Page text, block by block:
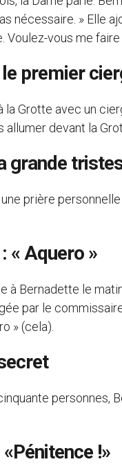
nécessaire. »
Voulez-vous me
premier
Grotte avec un
devant la
grande
prière
« Aquero »
à Bernadette le
par le
» (cela).
personnes,
!»